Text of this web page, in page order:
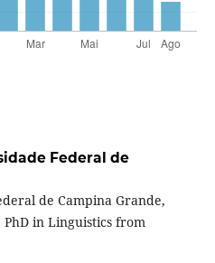
Federal de
de Campina Grande,
PhD in Linguistics from